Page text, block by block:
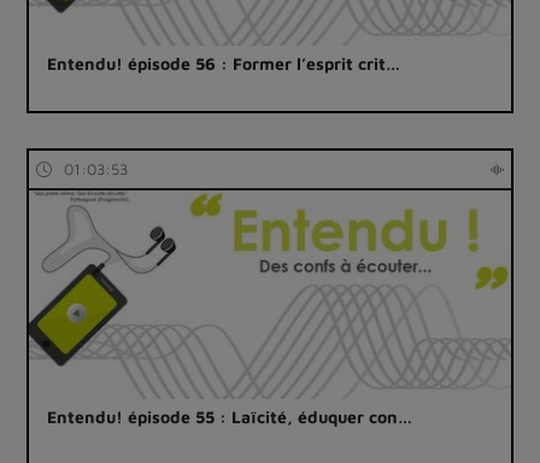
Entendu! épisode 56 : Former l’esprit crit…
01:03:53
Entendu! épisode 55 : Laïcité, éduquer con…